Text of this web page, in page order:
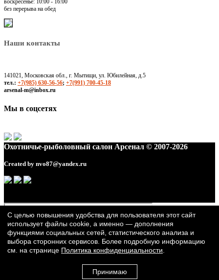
воскресенье: 10:00 - 16:00
без перерыва на обед
Наши контакты
141021, Московская обл., г. Мытищи, ул. Юбилейная, д.5
тел.: +7(985) 630-56-56; +7(991) 700-45-18
arsenal-m@inbox.ru
Мы в соцсетях
Охотничье-рыболовный салон Арсенал © 2007-2026
Created by nvo87@yandex.ru
С целью повышения удобства для пользователя этот сайт
использует файлы cookie, а именно — дополнения
функциями социальных сетей, статистического анализа и
выбора сторонних сервисов. Более подробную информацию
см. на странице Политика конфиденциальности
Принимаю